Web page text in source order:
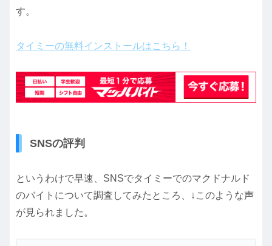
す。
タイミーの無料インストールはこちら！
SNSの評判
というわけで早速、SNSでタイミーでのマクドナルド
のバイトについて調査してみたところ、↓このような声
が見られました。